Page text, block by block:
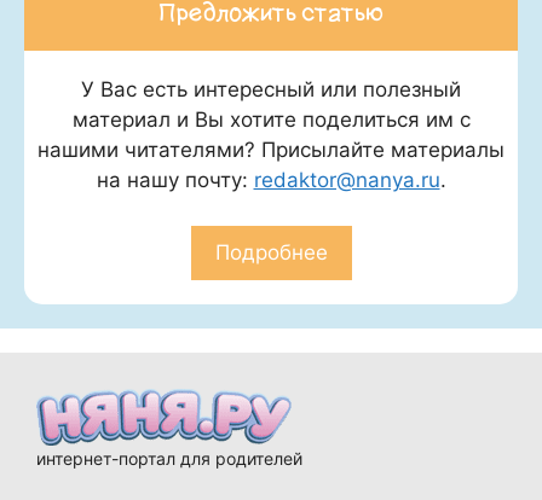
Предложить статью
У Вас есть интересный или полезный
материал и Вы хотите поделиться им с
нашими читателями? Присылайте материалы
на нашу почту: redaktor@nanya.ru.
Подробнее
интернет-портал для родителей